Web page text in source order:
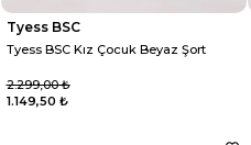
Tyess BSC
Tyess BSC Kız Çocuk Beyaz Şort
1.149,50 ₺
2.299,00 ₺